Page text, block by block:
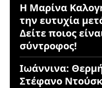
Η Μαρίνα
την ευτυχία
Δείτε ποιος
σύντροφος!
Ιωάννινα:
Στέφανο